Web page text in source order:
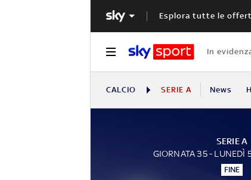
Esplora tutte le
In
CALCIO SERIE A News
SERIE A
GIORNATA 35 - LUNEDÌ
FINE